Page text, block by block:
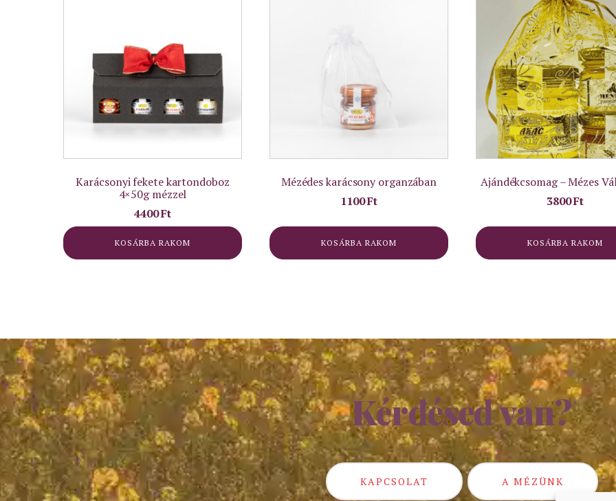
Karácsonyi fekete kartondoboz
4×50g mézzel
4400Ft
KOSÁRBA RAKOM
Mézédes karácsony organzában
1100Ft
KOSÁRBA RAKOM
Ajándékcsomag – Mézes
3800Ft
KOSÁRBA RAKOM
Kérdésed van?
KAPCSOLAT A MÉZÜNK